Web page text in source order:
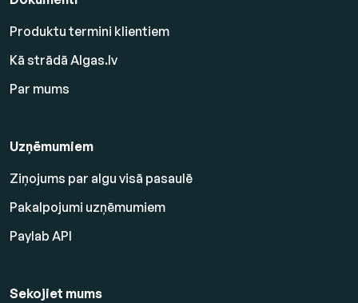
Produktu termini klientiem
Kā strādā Algas.lv
Par mums
Uzņēmumiem
Ziņojums par algu visā pasaulē
Pakalpojumi uzņēmumiem
Paylab API
Sekojiet mums